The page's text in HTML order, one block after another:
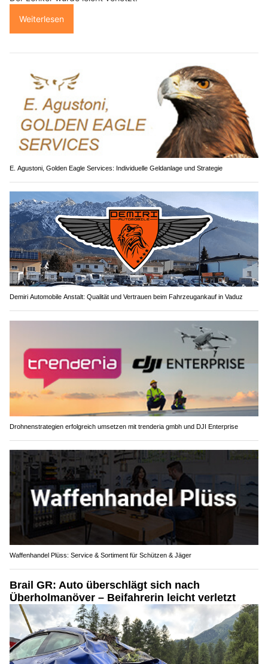
Weiterlesen
E. Agustoni, Golden Eagle Services: Individuelle Geldanlage und Strategie
Demiri Automobile Anstalt: Qualität und Vertrauen beim Fahrzeugankauf in Vaduz
Drohnenstrategien erfolgreich umsetzen mit trenderia gmbh und DJI Enterprise
Waffenhandel Plüss: Service & Sortiment für Schützen & Jäger
Brail GR: Auto überschlägt sich nach
Überholmanöver – Beifahrerin leicht verletzt